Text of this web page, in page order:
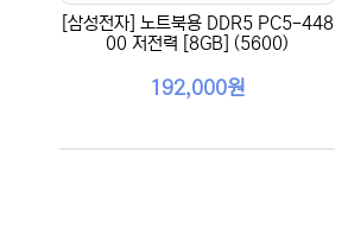
[삼성전자] 노트북용 DDR5 PC5-448
00 저전력 [8GB] (5600)
192,000원